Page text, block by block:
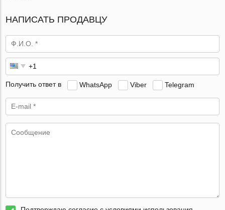
НАПИСАТЬ ПРОДАВЦУ
Получить ответ в WhatsApp Viber Telegram